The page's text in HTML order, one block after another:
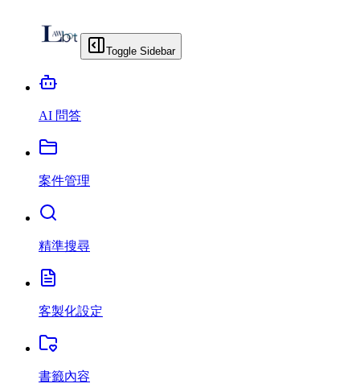
Toggle Sidebar
AI 問答
案件管理
精準搜尋
客製化設定
書籤內容